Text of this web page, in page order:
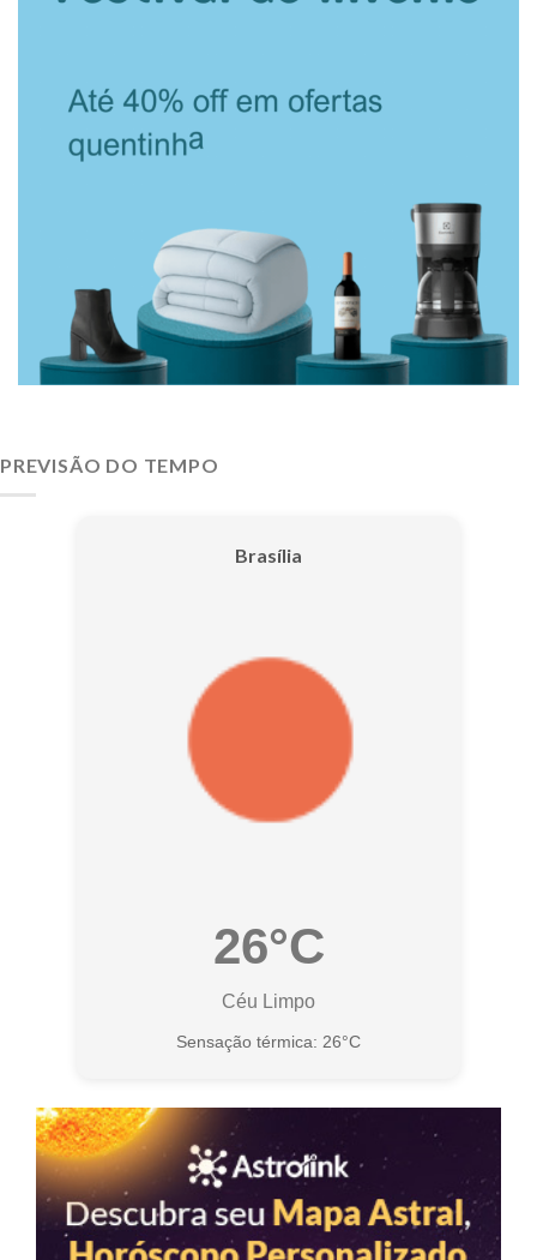
PREVISÃO DO TEMPO
Brasília
26°C
Céu Limpo
Sensação térmica: 26°C